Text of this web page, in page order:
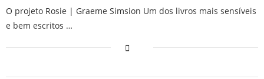
O projeto Rosie | Graeme Simsion Um dos livros mais sensíveis
e bem escritos …